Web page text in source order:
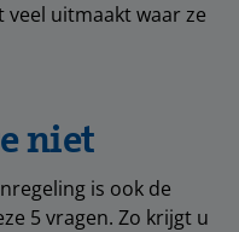
uitmaakt waar ze
niet
is ook de
5 vragen. Zo krijgt u